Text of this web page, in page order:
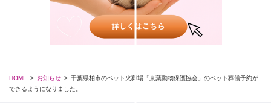
HOME お知らせ
千葉県柏市のペット火葬場「京葉動物保護協会」のペット葬儀予約が
できるようになりました。